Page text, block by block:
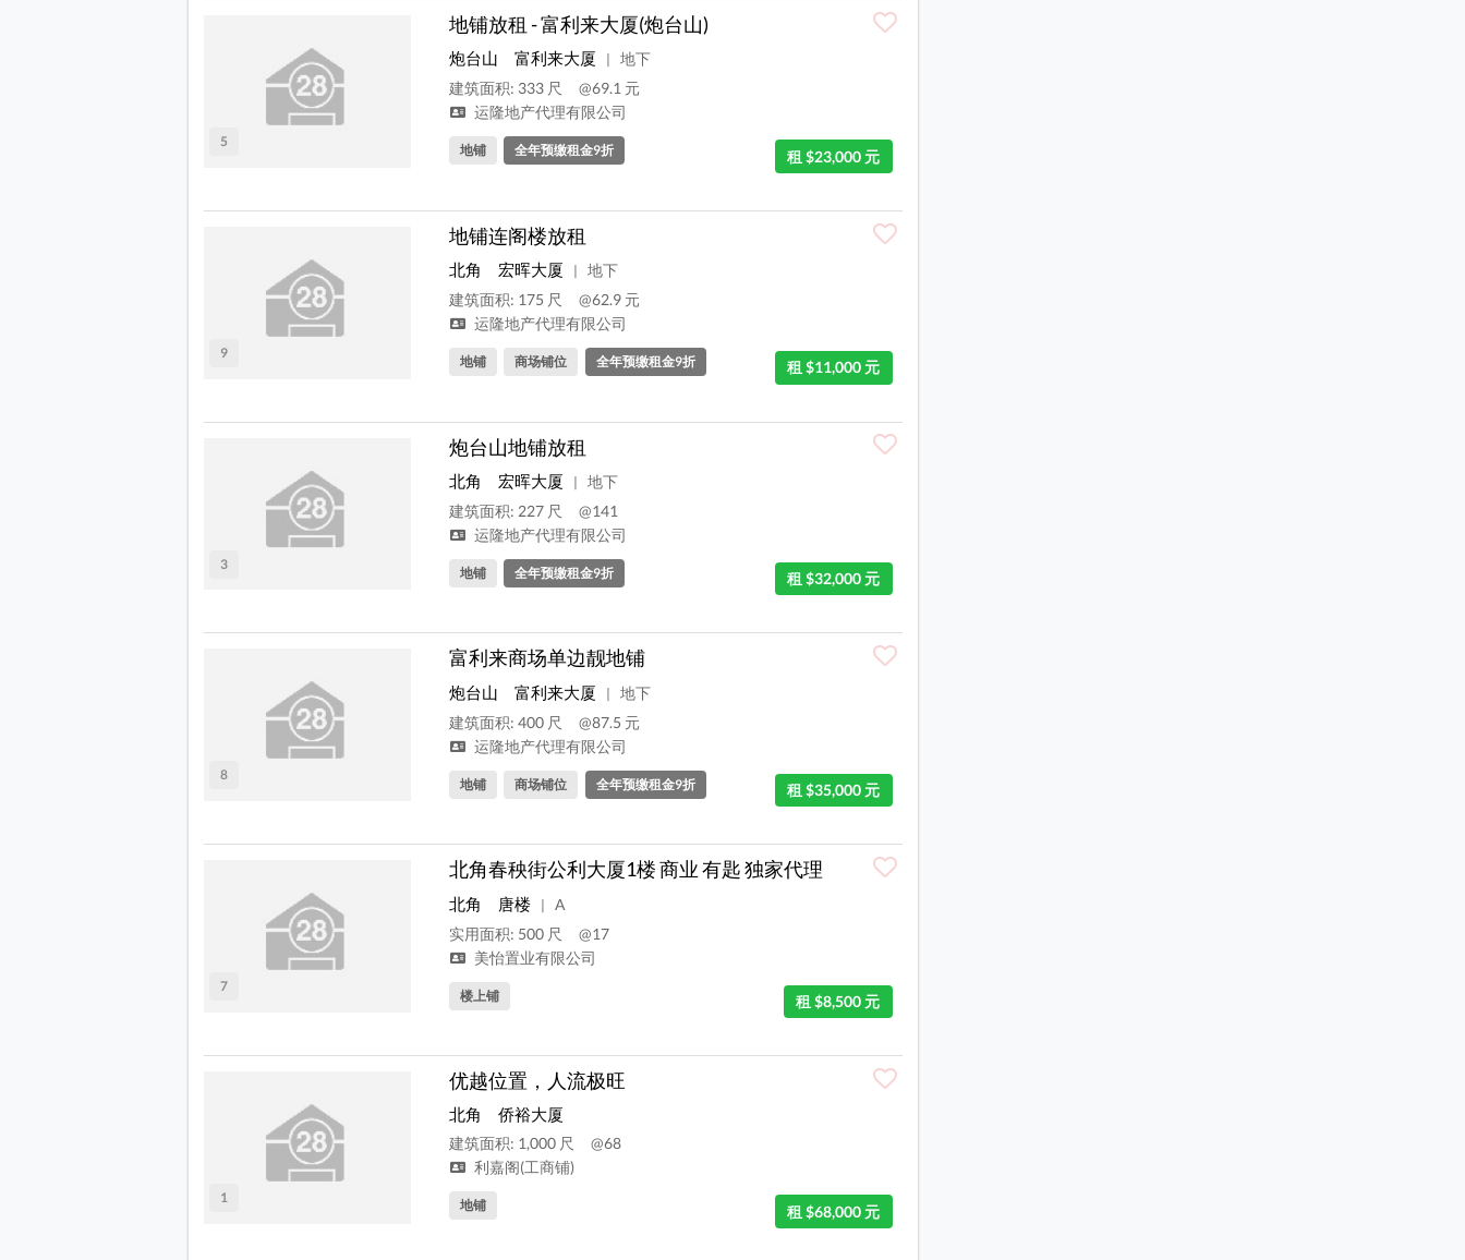
5
地铺放租 - 富利来大厦(炮台山)
炮台山 富利来大厦 |
地下
建筑面积: 333 尺
@69.1 元
运隆地产代理有限公司
租 $23,000 元
地铺 全年预缴租金9折
9
地铺连阁楼放租
北角 宏晖大厦 |
地下
建筑面积: 175 尺
@62.9 元
运隆地产代理有限公司
租 $11,000 元
地铺 商场铺位 全年预缴租金9折
3
炮台山地铺放租
北角 宏晖大厦 |
地下
建筑面积: 227 尺
@141
运隆地产代理有限公司
租 $32,000 元
地铺 全年预缴租金9折
8
富利来商场单边靓地铺
炮台山 富利来大厦 |
地下
建筑面积: 400 尺
@87.5 元
运隆地产代理有限公司
租 $35,000 元
地铺 商场铺位 全年预缴租金9折
7
北角春秧街公利大厦1楼 商业 有匙 独家代理
北角 唐楼 |
A
实用面积: 500 尺
@17
美怡置业有限公司
租 $8,500 元
楼上铺
1
优越位置，人流极旺
北角 侨裕大厦
建筑面积: 1,000 尺
@68
利嘉阁(工商铺)
租 $68,000 元
地铺